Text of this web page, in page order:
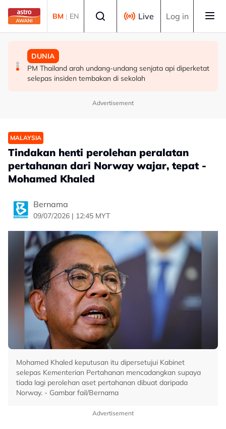
Skip to main content
BM | EN Live Log in
MALAYSIA
Berita tempatan pilihan sepanjang hari ini
MALAYSIA
Pengacara, ahli perniagaan ditahan bantu siasatan
audio siar sentuh isu sensitiviti agama
DUNIA
PM Thailand arah undang-undang senjata api diperketat
selepas insiden tembakan di sekolah
Advertisement
MALAYSIA
Tindakan henti perolehan peralatan
pertahanan dari Norway wajar, tepat -
Mohamed Khaled
Bernama
09/07/2026 | 12:45 MYT
Mohamed Khaled keputusan itu dipersetujui Kabinet
selepas Kementerian Pertahanan mencadangkan supaya
tiada lagi perolehan aset pertahanan dibuat daripada
Norway. - Gambar fail/Bernama
Advertisement